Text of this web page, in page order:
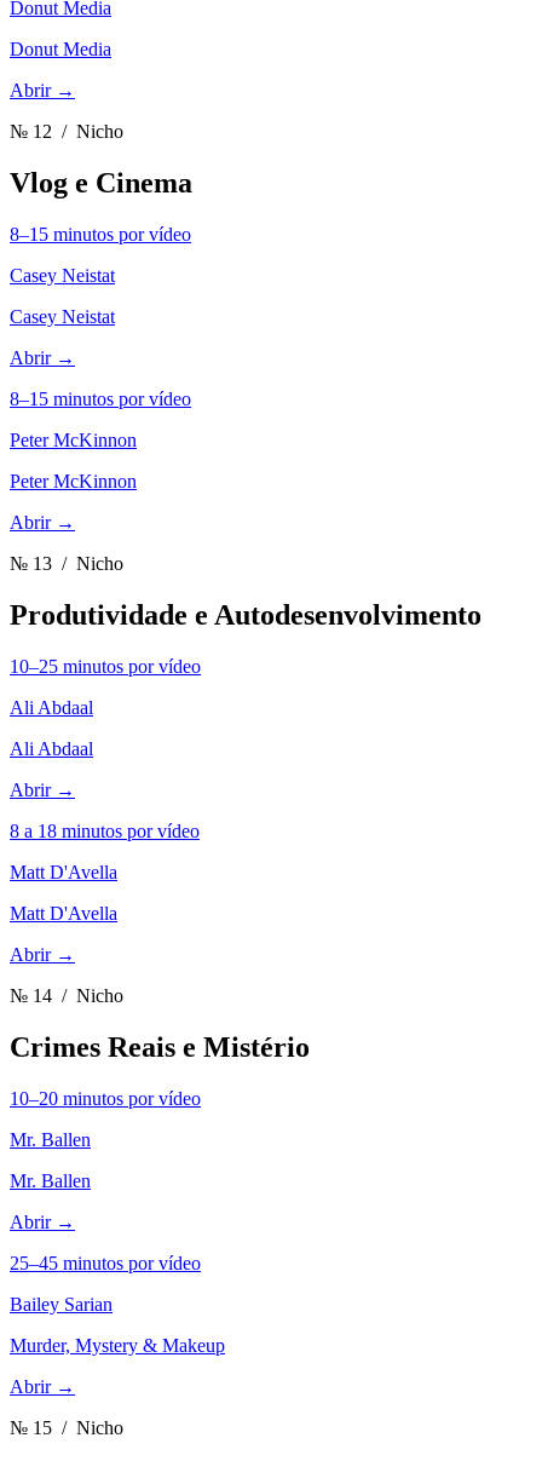
Donut Media
Donut Media
Abrir →
№ 12 / Nicho
Vlog e Cinema
8–15 minutos por vídeo
Casey Neistat
Casey Neistat
Abrir →
8–15 minutos por vídeo
Peter McKinnon
Peter McKinnon
Abrir →
№ 13 / Nicho
Produtividade e Autodesenvolvimento
10–25 minutos por vídeo
Ali Abdaal
Ali Abdaal
Abrir →
8 a 18 minutos por vídeo
Matt D'Avella
Matt D'Avella
Abrir →
№ 14 / Nicho
Crimes Reais e Mistério
10–20 minutos por vídeo
Mr. Ballen
Mr. Ballen
Abrir →
25–45 minutos por vídeo
Bailey Sarian
Murder, Mystery & Makeup
Abrir →
№ 15 / Nicho